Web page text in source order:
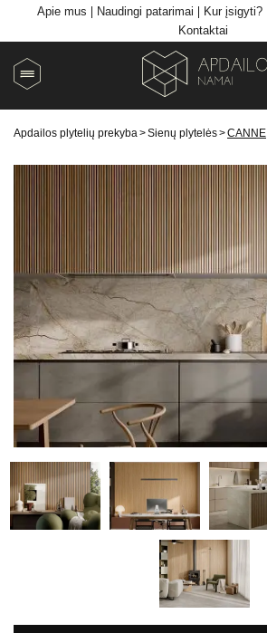
Apie mus Naudingi patarimai Kur įsigyti?
Kontaktai
Apdailos plytelių prekyba >Sienų plytelės>CANNE